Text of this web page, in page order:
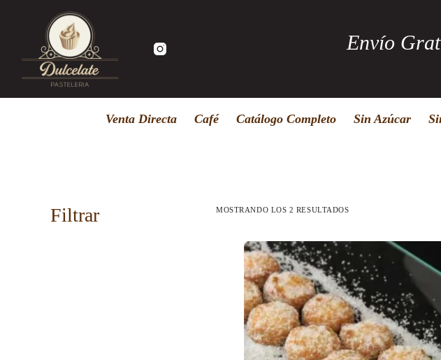
Envío
Venta Directa Café Catálogo Completo Sin Azúcar
MOSTRANDO LOS 2 RESULTADOS
Filtrar